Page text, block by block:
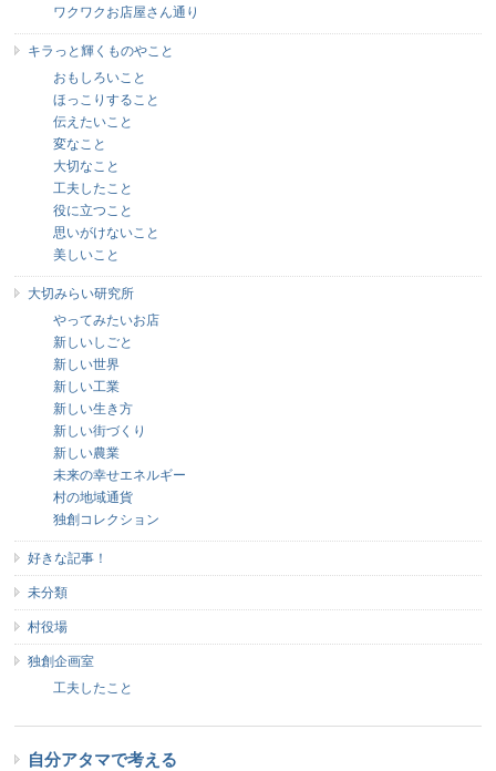
ワクワクお店屋さん通り
キラっと輝くものやこと
おもしろいこと
ほっこりすること
伝えたいこと
変なこと
大切なこと
工夫したこと
役に立つこと
思いがけないこと
美しいこと
大切みらい研究所
やってみたいお店
新しいしごと
新しい世界
新しい工業
新しい生き方
新しい街づくり
新しい農業
未来の幸せエネルギー
村の地域通貨
独創コレクション
好きな記事！
未分類
村役場
独創企画室
工夫したこと
自分アタマで考える